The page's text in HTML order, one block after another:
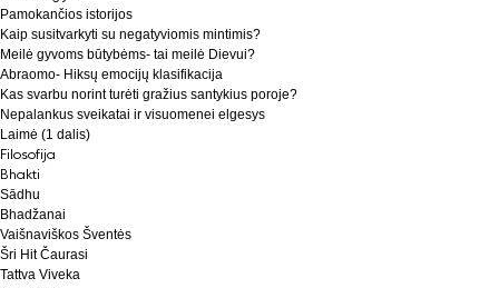
Pamokančios istorijos
Kaip susitvarkyti su negatyviomis mintimis?
Meilė gyvoms būtybėms- tai meilė Dievui?
Abraomo- Hiksų emocijų klasifikacija
Kas svarbu norint turėti gražius santykius poroje?
Nepalankus sveikatai ir visuomenei elgesys
Laimė (1 dalis)
Filosofija
Bhakti
Sādhu
Bhadžanai
Vaišnaviškos Šventės
Šri Hit Čaurasi
Tattva Viveka